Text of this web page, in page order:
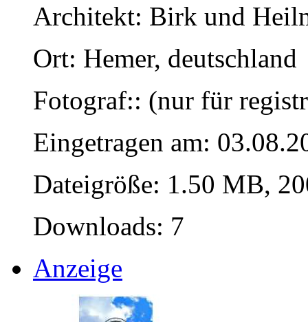
Architekt: Birk und
Ort: Hemer, deutschland
Fotograf:: (nur für
Eingetragen am:
Dateigröße: 1.50 MB,
Downloads: 7
Anzeige